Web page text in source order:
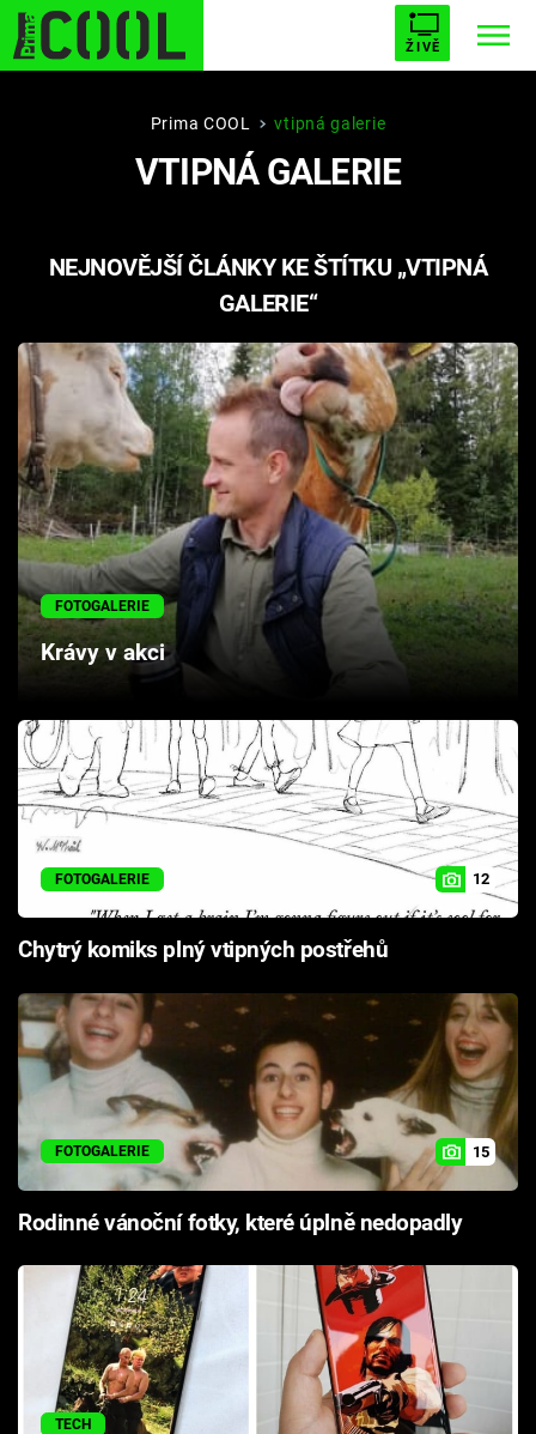
ŽIVĚ
STARHOUSE BUFFY, PŘEMOŽITELKA UPÍRŮ
PLNEJ KOTEL AVENGERS 5
Filmy
Seriály
Hry
Cool Esport
Pořady
TV Program
Sledujte prima+
Přihlášení
Prima COOL vtipná galerie
VTIPNÁ GALERIE
NEJNOVĚJŠÍ ČLÁNKY KE ŠTÍTKU „VTIPNÁ
GALERIE“
FOTOGALERIE
Krávy v akci
FOTOGALERIE 12
Chytrý komiks plný vtipných postřehů
FOTOGALERIE 15
Rodinné vánoční fotky, které úplně nedopadly
TECH